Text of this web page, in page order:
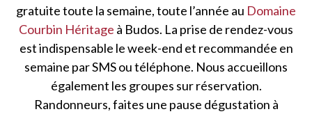
gratuite toute la semaine, toute l’année au Domaine
Courbin Héritage à Budos. La prise de rendez-vous
est indispensable le week-end et recommandée en
semaine par SMS ou téléphone. Nous accueillons
également les groupes sur réservation.
Randonneurs, faites une pause dégustation à